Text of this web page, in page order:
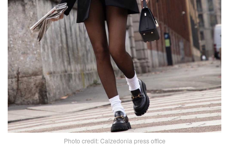
Photo credit: Calzedonia press office